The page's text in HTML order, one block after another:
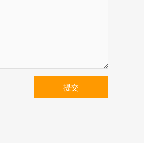
提交